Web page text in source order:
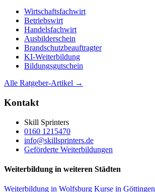
Wirtschaftsfachwirt
Betriebswirt
Handelsfachwirt
Ausbilderschein
Brandschutzbeauftragter
KI-Weiterbildung
Bildungsgutschein
Alle Ratgeber-Artikel →
Kontakt
Skill Sprinters
0160 1215470
info@skillsprinters.de
Geförderte Weiterbildungen
Weiterbildung in weiteren Städten
Weiterbildung in Wolfsburg Kurse in Göttingen